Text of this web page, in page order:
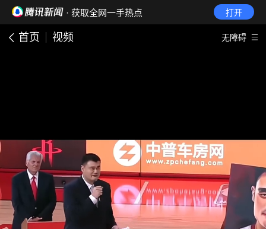
· 获取全网一手热点 打开
首页 视频 无障碍